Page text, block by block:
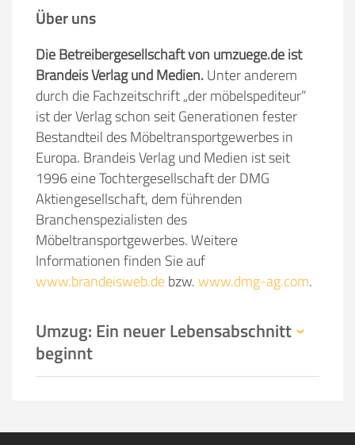
Über uns
Die Betreibergesellschaft von umzuege.de ist
Brandeis Verlag und Medien.Unter anderem
durch die Fachzeitschrift „der möbelspediteur“
ist der Verlag schon seit Generationen fester
Bestandteil des Möbeltransportgewerbes in
Europa. Brandeis Verlag und Medien ist seit
1996 eine Tochtergesellschaft der DMG
Aktiengesellschaft, dem führenden
Branchenspezialisten des
Möbeltransportgewerbes. Weitere
Informationen finden Sie auf
www.brandeisweb.debzw.www.dmg-ag.com.
Umzug: Ein neuer Lebensabschnitt
beginnt